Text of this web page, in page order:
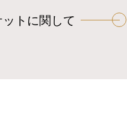
ットに関して